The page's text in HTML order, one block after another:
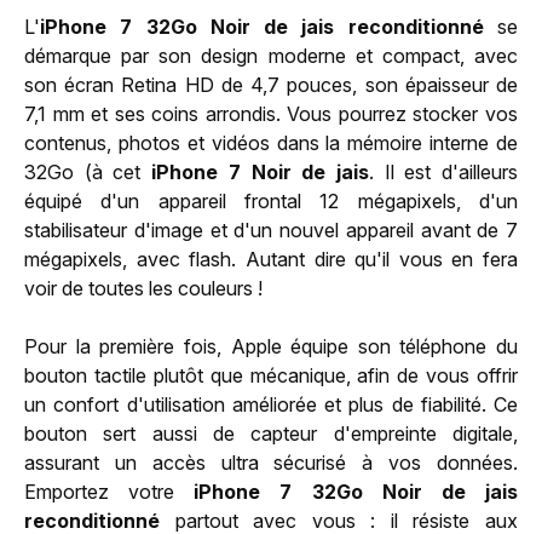
L'iPhone 7 32Go Noir de jais reconditionnése
démarque par son design moderne et compact, avec
son écran Retina HD de 4,7 pouces, son épaisseur de
7,1 mm et ses coins arrondis. Vous pourrez stocker vos
contenus, photos et vidéos dans la mémoire interne de
32Go (à cet iPhone 7 Noir de jais. Il est d'ailleurs
équipé d'un appareil frontal 12 mégapixels, d'un
stabilisateur d'image et d'un nouvel appareil avant de 7
mégapixels, avec flash. Autant dire qu'il vous en fera
voir de toutes les couleurs !
Pour la première fois, Apple équipe son téléphone du
bouton tactile plutôt que mécanique, afin de vous offrir
un confort d'utilisation améliorée et plus de fiabilité. Ce
bouton sert aussi de capteur d'empreinte digitale,
assurant un accès ultra sécurisé à vos données.
Emportez votre iPhone 7 32Go Noir de jais
reconditionné partout avec vous : il résiste aux